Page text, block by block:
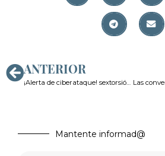
ANTERIOR
¡Alerta de ciberataque! sextorsión falsa
Mantente informad@